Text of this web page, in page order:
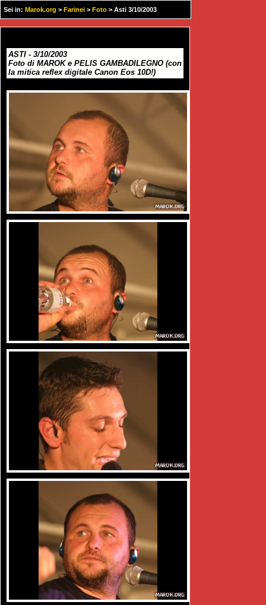
Sei in: Marok.org > Farinei > Foto > Asti 3/10/2003
ASTI - 3/10/2003
Foto di MAROK e PELIS GAMBADILEGNO (con
la mitica reflex digitale Canon Eos 10D!)